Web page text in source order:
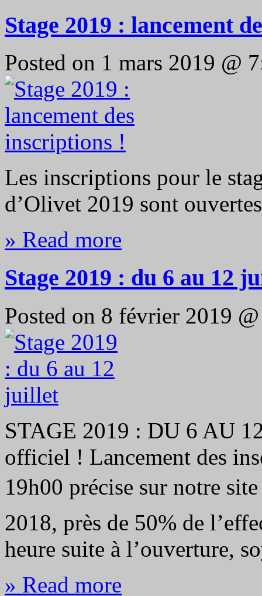
Stage 2019 : lancement
Posted on 1 mars 2019 @
Les inscriptions pour le
d’Olivet 2019 sont
» Read more
Stage 2019 : du 6 au 12
Posted on 8 février 2019
STAGE 2019 : DU 6 AU
officiel ! Lancement des
19h00 précise sur notre
2018, près de 50% de
heure suite à l’ouverture,
» Read more